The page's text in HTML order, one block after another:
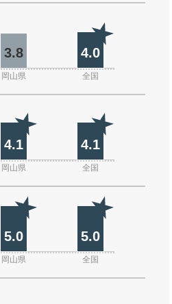
3.8 4.0
岡山県 全国
4.1 4.1
岡山県 全国
5.0 5.0
岡山県 全国